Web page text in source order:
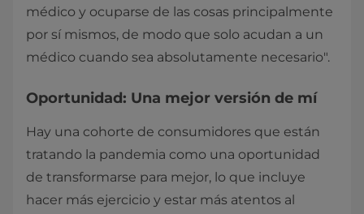
médico y ocuparse de las cosas principalmente
por sí mismos, de modo que solo acudan a un
médico cuando sea absolutamente necesario".
Oportunidad: Una mejor versión de mí
Hay una cohorte de consumidores que están
tratando la pandemia como una oportunidad
de transformarse para mejor, lo que incluye
hacer más ejercicio y estar más atentos al